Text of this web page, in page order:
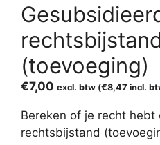
(toevoeging)
€7,00 excl. btw (€8,47 incl.
Bereken of je recht
rechtsbijstand